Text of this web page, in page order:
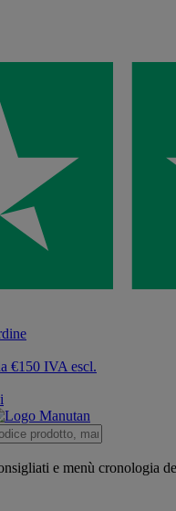
€150 IVA escl.
e menù cronologia